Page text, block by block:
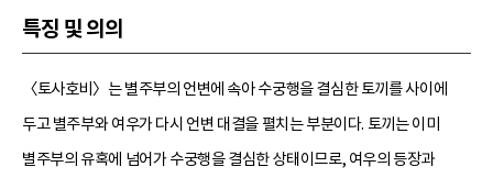
특징 및 의의
〈토사호비〉는 별주부의 언변에 속아 수궁행을 결심한 토끼를 사이에
두고 별주부와 여우가 다시 언변 대결을 펼치는 부분이다. 토끼는 이미
별주부의 유혹에 넘어가 수궁행을 결심한 상태이므로, 여우의 등장과